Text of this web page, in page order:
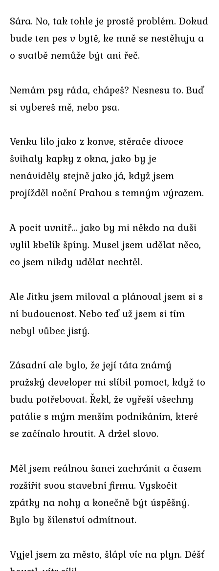
Sára. No, tak tohle je prostě problém. Dokud
bude ten pes v bytě, ke mně se nestěhuju a
o svatbě nemůže být ani řeč.
Nemám psy ráda, chápeš? Nesnesu to. Buď
si vybereš mě, nebo psa.
Venku lilo jako z konve, stěrače divoce
švihaly kapky z okna, jako by je
nenáviděly stejně jako já, když jsem
projížděl noční Prahou s temným výrazem.
A pocit uvnitř… jako by mi někdo na duši
vylil kbelík špíny. Musel jsem udělat něco,
co jsem nikdy udělat nechtěl.
Ale Jitku jsem miloval a plánoval jsem si s
ní budoucnost. Nebo teď už jsem si tím
nebyl vůbec jistý.
Zásadní ale bylo, že její táta známý
pražský developer mi slíbil pomoct, když to
budu potřebovat. Řekl, že vyřeší všechny
patálie s mým menším podnikáním, které
se začínalo hroutit. A držel slovo.
Měl jsem reálnou šanci zachránit a časem
rozšířit svou stavební firmu. Vyskočit
zpátky na nohy a konečně být úspěšný.
Bylo by šílenství odmítnout.
Vyjel jsem za město, šlápl víc na plyn. Déšť